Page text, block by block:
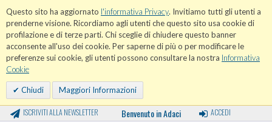
Questo sito ha aggiornato l'informativa Privacy. Invitiamo tutti gli utenti a
prenderne visione. Ricordiamo agli utenti che questo sito usa cookie di
profilazione e di terze parti. Chi sceglie di chiudere questo banner
acconsente all'uso dei cookie. Per saperne di più o per modificare le
preferenze sui cookie, gli utenti possono consultare la nostra Informativa
Cookie
Chiudi Maggiori Informazioni
ISCRIVITI ALLA NEWSLETTER Benvenuto in Adaci ACCEDI